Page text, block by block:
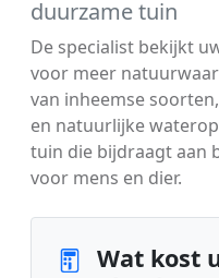
duurzame tuin
De specialist bekijkt
voor meer
van inheemse
en natuurlijke
tuin die bijdraagt aan
voor mens en dier.
Wat kost